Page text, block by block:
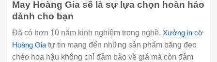
May Hoàng Gia sẽ là sự lựa chọn hoàn hảo
dành cho bạn
Đã có hơn 10 năm kinh nghiệm trong nghề, Xưởng in cờ
Hoàng Gia tự tin mang đến những sản phẩm băng đeo
chéo hoa hậu không chỉ đảm bảo về giá mà còn đảm